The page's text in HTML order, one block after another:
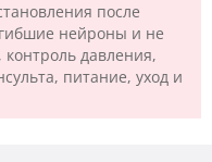
после
нейроны и не
давления,
питание, уход и